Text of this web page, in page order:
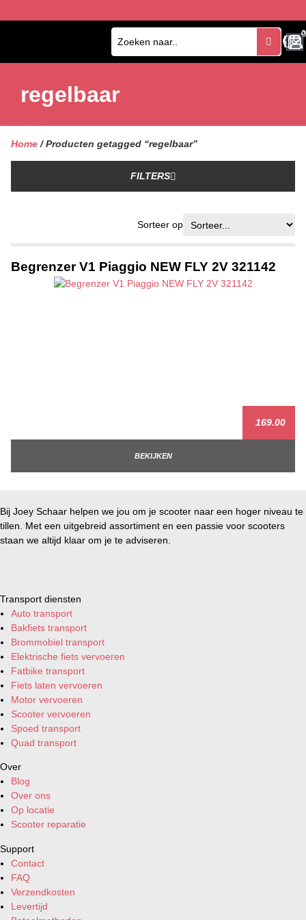
0
0
regelbaar
Home / Producten getagged “regelbaar”
FILTERS
Sorteer op
Begrenzer V1 Piaggio NEW FLY 2V 321142
169.00
BEKIJKEN
Bij Joey Schaar helpen we jou om je scooter naar een hoger niveau te
tillen. Met een uitgebreid assortiment en een passie voor scooters
staan we altijd klaar om je te adviseren.
Transport diensten
Auto transport
Bakfiets transport
Brommobiel transport
Elektrische fiets vervoeren
Fatbike transport
Fiets laten vervoeren
Motor vervoeren
Scooter vervoeren
Spoed transport
Quad transport
Over
Blog
Over ons
Op locatie
Scooter reparatie
Support
Contact
FAQ
Verzendkosten
Levertijd